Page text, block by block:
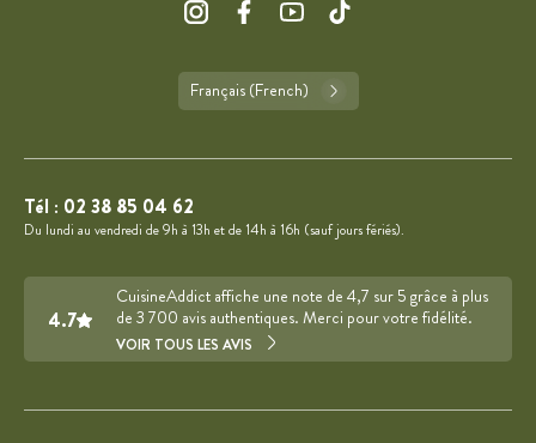
Français (French)
Tél : 02 38 85 04 62
Du lundi au vendredi de 9h à 13h et de 14h à 16h (sauf jours fériés).
4.7
CuisineAddict affiche une note de 4,7 sur 5 grâce à plus
de 3 700 avis authentiques. Merci pour votre fidélité.
VOIR TOUS LES AVIS